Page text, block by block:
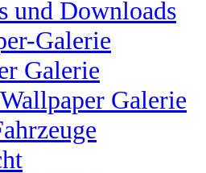
und Downloads
Galerie
Galerie
Galerie